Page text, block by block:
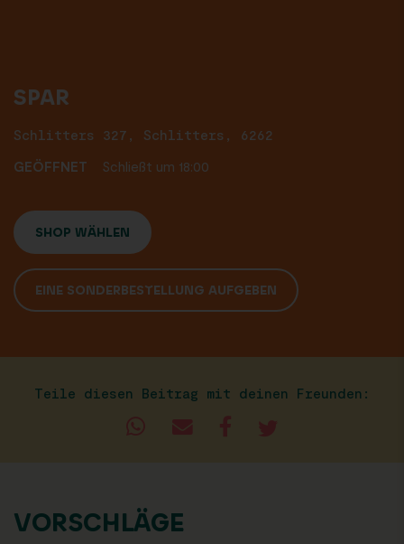
SPAR
Schlitters 327, Schlitters, 6262
GEÖFFNET
Schließt um 18:00
SHOP WÄHLEN
EINE SONDERBESTELLUNG AUFGEBEN
Teile diesen Beitrag mit deinen Freunden:
VORSCHLÄGE